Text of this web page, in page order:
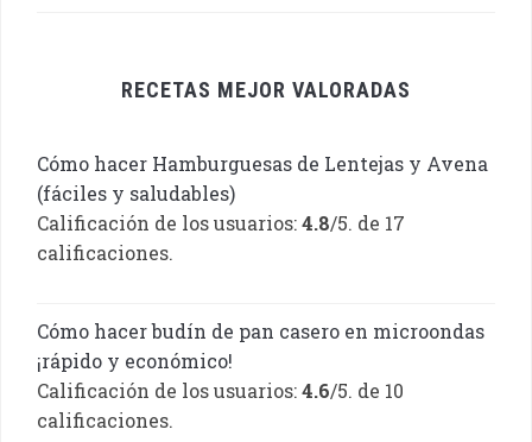
RECETAS MEJOR VALORADAS
Cómo hacer Hamburguesas de Lentejas y Avena
(fáciles y saludables)
Calificación de los usuarios:4.8/5. de 17
calificaciones.
Cómo hacer budín de pan casero en microondas
¡rápido y económico!
Calificación de los usuarios:4.6/5. de 10
calificaciones.